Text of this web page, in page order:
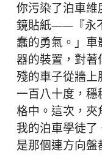
你污染了泊車維
鏡貼紙——『永
蠢的勇氣。」車
器的裝置，對著
殘的車子從牆上
一百八十度，穩
格中。這次，
我的泊車學徒
是那個連方向